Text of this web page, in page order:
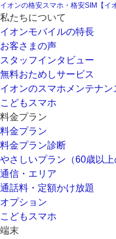
イオンの格安スマホ・格安SIM【イ
私たちについて
イオンモバイルの特長
お客さまの声
スタッフインタビュー
無料おためしサービス
イオンのスマホメンテナン
こどもスマホ
料金プラン
料金プラン
料金プラン診断
やさしいプラン（60歳以上
通信・エリア
通話料・定額かけ放題
オプション
こどもスマホ
端末